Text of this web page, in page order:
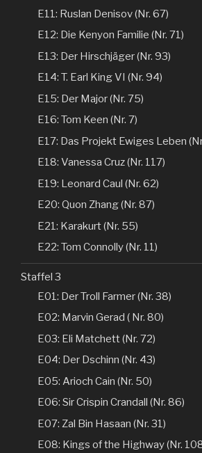
E11: Ruslan Denisov (Nr. 67)
E12: Die Kenyon Familie (Nr. 71)
E13: Der Hirschjäger (Nr. 93)
E14: T. Earl King VI (Nr. 94)
E15: Der Major (Nr. 75)
E16: Tom Keen (Nr. 7)
E17: Das Projekt Ewiges Leben
E18: Vanessa Cruz (Nr. 117)
E19: Leonard Caul (Nr. 62)
E20: Quon Zhang (Nr. 87)
E21: Karakurt (Nr. 55)
E22: Tom Connolly (Nr. 11)
Staffel 3
E01: Der Troll Farmer (Nr. 38)
E02: Marvin Gerad ( Nr. 80)
E03: Eli Matchett (Nr. 72)
E04: Der Dschinn (Nr. 43)
E05: Arioch Cain (Nr. 50)
E06: Sir Crispin Crandall (Nr. 86)
E07: Zal Bin Hasaan (Nr. 31)
E08: Kings of the Highway (Nr.